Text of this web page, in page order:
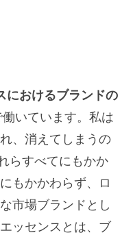
におけるブランドの
いています。私は
、消えてしまうの
らすべてにもかか
もかかわらず、ロ
市場ブランドとし
ッセンスとは、ブ